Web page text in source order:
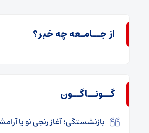
از جــامـعه چه خبر؟
گــونــاگــون
بازنشستگی؛ آغاز رنجی نو یا